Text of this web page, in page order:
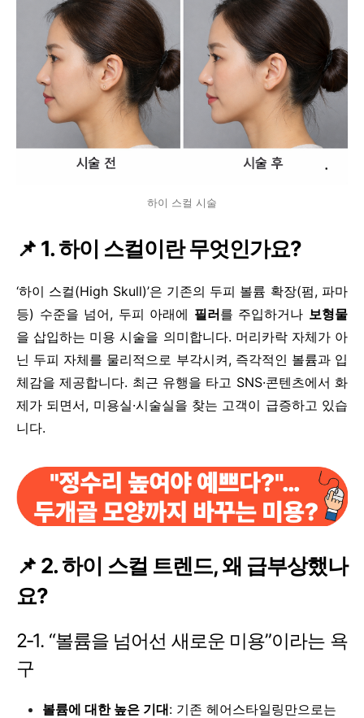
하이 스컬 시술
📌 1. 하이 스컬이란 무엇인가요?
‘하이 스컬(High Skull)’은 기존의 두피 볼륨 확장(펌, 파마
등) 수준을 넘어, 두피 아래에 필러를 주입하거나 보형물
을 삽입하는 미용 시술을 의미합니다. 머리카락 자체가 아
닌 두피 자체를 물리적으로 부각시켜, 즉각적인 볼륨과 입
체감을 제공합니다. 최근 유행을 타고 SNS·콘텐츠에서 화
제가 되면서, 미용실·시술실을 찾는 고객이 급증하고 있습
니다.
📌 2. 하이 스컬 트렌드, 왜 급부상했나
요?
2‑1. “볼륨을 넘어선 새로운 미용”이라는 욕
구
볼륨에 대한 높은 기대: 기존 헤어스타일링만으로는